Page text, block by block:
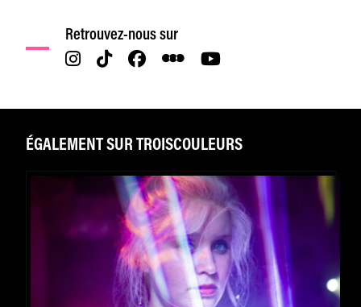
Retrouvez-nous sur
ÉGALEMENT SUR TROISCOULEURS